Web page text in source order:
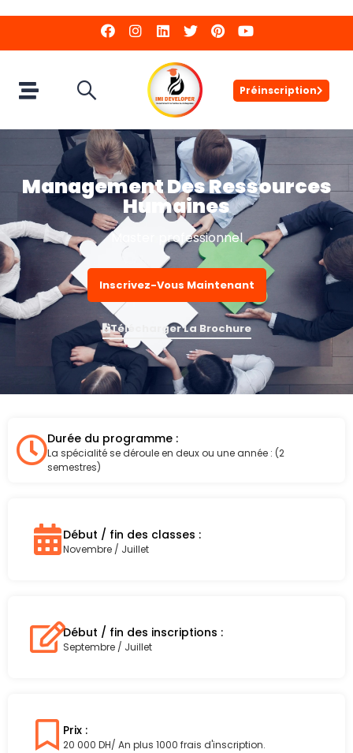
Préinscription
Management Des Ressources
Humaines
Master professionnel
Inscrivez-Vous Maintenant
Télécharger La Brochure
Durée du programme :
La spécialité se déroule en deux ou une année : (2
semestres)
Début / fin des classes :
Novembre / Juillet
Début / fin des inscriptions :
Septembre / Juillet
Prix :
20 000 DH/ An plus 1000 frais d'inscription.